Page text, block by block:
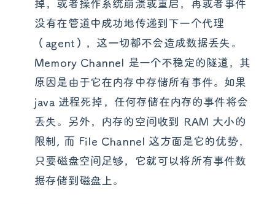
掉，或者操作系统崩溃或重启，再或者事件
没有在管道中成功地传递到下一个代理
（agent），这一切都不会造成数据丢失。
Memory Channel 是一个不稳定的隧道，其
原因是由于它在内存中存储所有事件。如果
java 进程死掉，任何存储在内存的事件将会
丢失。另外，内存的空间收到 RAM 大小的
限制, 而 File Channel 这方面是它的优势，
只要磁盘空间足够，它就可以将所有事件数
据存储到磁盘上。